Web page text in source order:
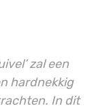
zal een
hardnekkig
In dit